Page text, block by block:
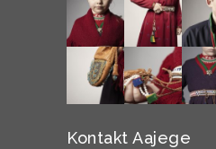
Kontakt Aajege